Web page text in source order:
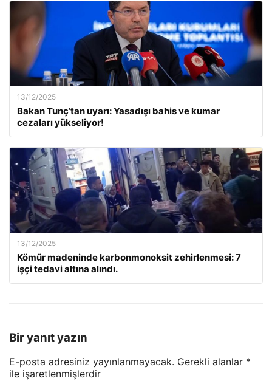
13/12/2025
Bakan Tunç’tan uyarı: Yasadışı bahis ve kumar
cezaları yükseliyor!
13/12/2025
Kömür madeninde karbonmonoksit zehirlenmesi: 7
işçi tedavi altına alındı.
Bir yanıt yazın
E-posta adresiniz yayınlanmayacak. Gerekli alanlar *
ile işaretlenmişlerdir